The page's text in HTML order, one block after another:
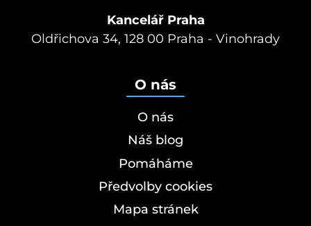
Kancelář Praha
Oldřichova 34, 128 00 Praha - Vinohrady
O nás
O nás
Náš blog
Pomáháme
Předvolby cookies
Mapa stránek